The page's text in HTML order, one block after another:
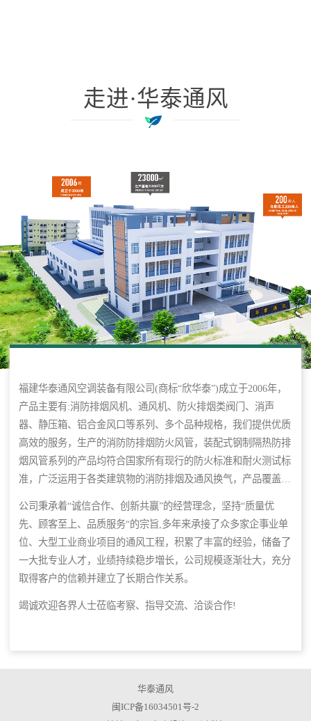
走进·华泰通风
福建华泰通风空调装备有限公司(商标“欣华泰”)成立于2006年，
产品主要有:消防排烟风机、通风机、防火排烟类阀门、消声
器、静压箱、铝合金风口等系列、多个品种规格，我们提供优质
高效的服务，生产的消防防排烟防火风管，装配式钢制隔热防排
烟风管系列的产品均符合国家所有现行的防火标准和耐火测试标
准，广泛运用于各类建筑物的消防排烟及通风换气，产品覆盖国
公司秉承着“诚信合作、创新共赢”的经营理念，坚持“质量优
先、顾客至上、品质服务“的宗旨,多年来承接了众多家企事业单
位、大型工业商业项目的通风工程，积累了丰富的经验，储备了
一大批专业人才，业绩持续稳步増长，公司规模逐渐壮大，充分
取得客户的信赖并建立了长期合作关系。
竭诚欢迎各界人士莅临考察、指导交流、洽谈合作!
华泰通风
闽ICP备16034501号-2